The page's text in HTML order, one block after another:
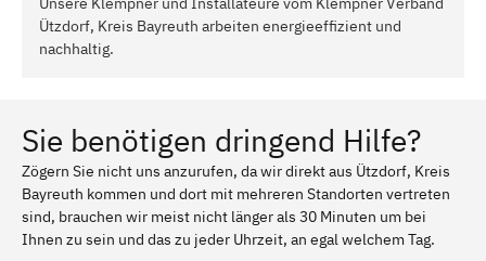
Ützdorf, Kreis Bayreuth arbeiten energieeffizient und
nachhaltig.
Sie benötigen dringend Hilfe?
Zögern Sie nicht uns anzurufen, da wir direkt aus Ützdorf, Kreis
Bayreuth kommen und dort mit mehreren Standorten vertreten
sind, brauchen wir meist nicht länger als 30 Minuten um bei
Ihnen zu sein und das zu jeder Uhrzeit, an egal welchem Tag.